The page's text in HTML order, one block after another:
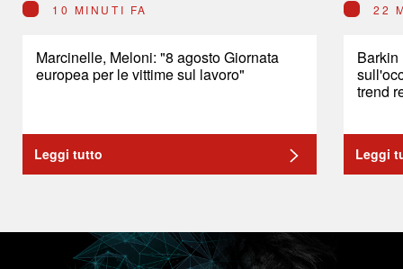
10 MINUTI FA
Marcinelle, Meloni: "8 agosto Giornata
europea per le vittime sul lavoro"
Leggi tutto
22
Barkin
trend
Leggi